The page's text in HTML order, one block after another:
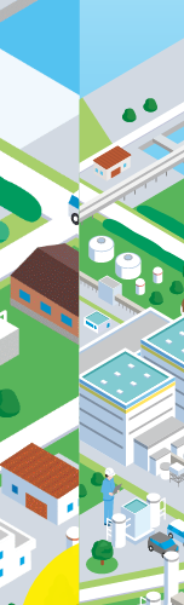
© matsukawazousen corporation all rights reserved.